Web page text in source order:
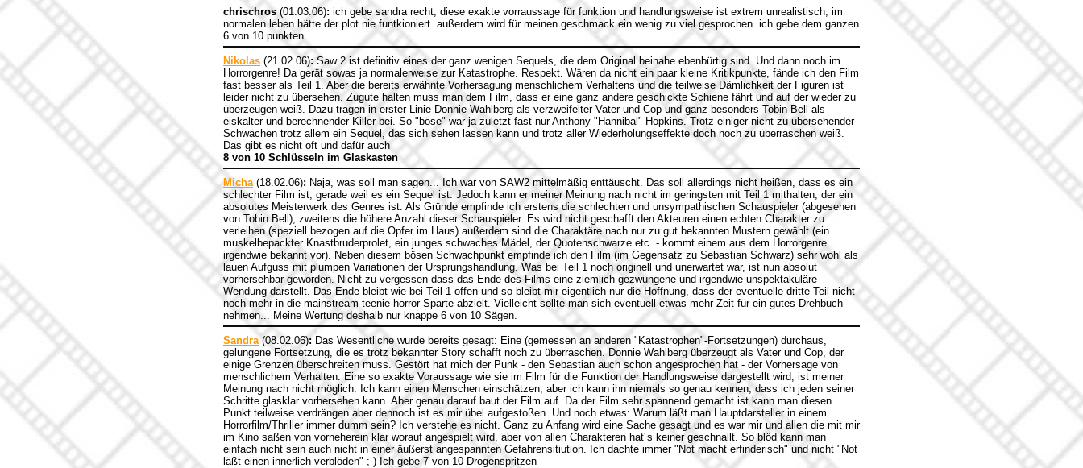
chrischros (01.03.06): ich gebe sandra recht, diese exakte vorraussage für funktion und handlungsweise ist extrem unrealistisch, im
normalen leben hätte der plot nie funtkioniert. außerdem wird für meinen geschmack ein wenig zu viel gesprochen. ich gebe dem ganzen
6 von 10 punkten.
Nikolas (21.02.06): Saw 2 ist definitiv eines der ganz wenigen Sequels, die dem Original beinahe ebenbürtig sind. Und dann noch im
Horrorgenre! Da gerät sowas ja normalerweise zur Katastrophe. Respekt. Wären da nicht ein paar kleine Kritikpunkte, fände ich den Film
fast besser als Teil 1. Aber die bereits erwähnte Vorhersagung menschlichem Verhaltens und die teilweise Dämlichkeit der Figuren ist
leider nicht zu übersehen. Zugute halten muss man dem Film, dass er eine ganz andere geschickte Schiene fährt und auf der wieder zu
überzeugen weiß. Dazu tragen in erster Linie Donnie Wahlberg als verzweifelter Vater und Cop und ganz besonders Tobin Bell als
eiskalter und berechnender Killer bei. So "böse" war ja zuletzt fast nur Anthony "Hannibal" Hopkins. Trotz einiger nicht zu übersehender
Schwächen trotz allem ein Sequel, das sich sehen lassen kann und trotz aller Wiederholungseffekte doch noch zu überraschen weiß.
Das gibt es nicht oft und dafür auch
8 von 10 Schlüsseln im Glaskasten
Micha(18.02.06): Naja, was soll man sagen... Ich war von SAW2 mittelmäßig enttäuscht. Das soll allerdings nicht heißen, dass es ein
schlechter Film ist, gerade weil es ein Sequel ist. Jedoch kann er meiner Meinung nach nicht im geringsten mit Teil 1 mithalten, der ein
absolutes Meisterwerk des Genres ist. Als Gründe empfinde ich erstens die schlechten und unsympathischen Schauspieler (abgesehen
von Tobin Bell), zweitens die höhere Anzahl dieser Schauspieler. Es wird nicht geschafft den Akteuren einen echten Charakter zu
verleihen (speziell bezogen auf die Opfer im Haus) außerdem sind die Charaktäre nach nur zu gut bekannten Mustern gewählt (ein
muskelbepackter Knastbruderprolet, ein junges schwaches Mädel, der Quotenschwarze etc. - kommt einem aus dem Horrorgenre
irgendwie bekannt vor). Neben diesem bösen Schwachpunkt empfinde ich den Film (im Gegensatz zu Sebastian Schwarz) sehr wohl als
lauen Aufguss mit plumpen Variationen der Ursprungshandlung. Was bei Teil 1 noch originell und unerwartet war, ist nun absolut
vorhersehbar geworden. Nicht zu vergessen dass das Ende des Films eine ziemlich gezwungene und irgendwie unspektakuläre
Wendung darstellt. Das Ende bleibt wie bei Teil 1 offen und so bleibt mir eigentlich nur die Hoffnung, dass der eventuelle dritte Teil nicht
noch mehr in die mainstream-teenie-horror Sparte abzielt. Vielleicht sollte man sich eventuell etwas mehr Zeit für ein gutes Drehbuch
nehmen... Meine Wertung deshalb nur knappe 6 von 10 Sägen.
Sandra(08.02.06): Das Wesentliche wurde bereits gesagt: Eine (gemessen an anderen "Katastrophen"-Fortsetzungen) durchaus,
gelungene Fortsetzung, die es trotz bekannter Story schafft noch zu überraschen. Donnie Wahlberg überzeugt als Vater und Cop, der
einige Grenzen überschreiten muss. Gestört hat mich der Punk - den Sebastian auch schon angesprochen hat - der Vorhersage von
menschlichem Verhalten. Eine so exakte Voraussage wie sie im Film für die Funktion der Handlungsweise dargestellt wird, ist meiner
Meinung nach nicht möglich. Ich kann einen Menschen einschätzen, aber ich kann ihn niemals so genau kennen, dass ich jeden seiner
Schritte glasklar vorhersehen kann. Aber genau darauf baut der Film auf. Da der Film sehr spannend gemacht ist kann man diesen
Punkt teilweise verdrängen aber dennoch ist es mir übel aufgestoßen. Und noch etwas: Warum läßt man Hauptdarsteller in einem
Horrorfilm/Thriller immer dumm sein? Ich verstehe es nicht. Ganz zu Anfang wird eine Sache gesagt und es war mir und allen die mit mir
im Kino saßen von vorneherein klar worauf angespielt wird, aber von allen Charakteren hat´s keiner geschnallt. So blöd kann man
einfach nicht sein auch nicht in einer äußerst angespannten Gefahrensitiution. Ich dachte immer "Not macht erfinderisch" und nicht "Not
läßt einen innerlich verblöden" ;-) Ich gebe 7 von 10 Drogenspritzen